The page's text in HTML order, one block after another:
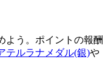
よう。ポイントの報酬
テルラナメダル(銀)や